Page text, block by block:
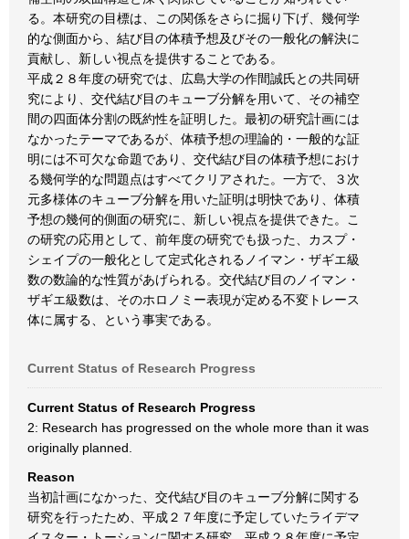
る。本研究の目標は、この関係をさらに掘り下げ、幾何学
的な側面から、結び目の体積予想及びその一般化の解決に
貢献し、新しい視点を提供することである。
平成２８年度の研究では、広島大学の作間誠氏との共同研
究により、交代結び目のキューブ分解を用いて、その補空
間の四面体分割の既約性を証明した。最初の研究計画には
なかったテーマであるが、体積予想の理論的・一般的な証
明には不可欠な命題であり、交代結び目の体積予想におけ
る幾何学的な問題点はすべてクリアされた。一方で、３次
元多様体のキューブ分解を用いた証明は明快であり、体積
予想の幾何的側面の研究に、新しい視点を提供できた。こ
の研究の応用として、前年度の研究でも扱った、カスプ・
シェイプの一般化として定式化されるノイマン・ザギエ級
数の数論的な性質があげられる。交代結び目のノイマン・
ザギエ級数は、そのホロノミー表現が定める不変トレース
体に属する、という事実である。
Current Status of Research Progress
Current Status of Research Progress
2: Research has progressed on the whole more than it was
originally planned.
Reason
当初計画になかった、交代結び目のキューブ分解に関する
研究を行ったため、平成２７年度に予定していたライデマ